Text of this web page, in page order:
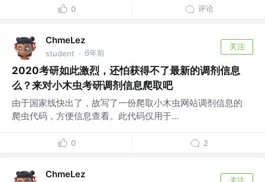
0 评论
ChmeLez
student · 6年前
关注
2020考研如此激烈，还怕获得不了最新的调剂信息
么？来对小木虫考研调剂信息爬取吧
由于国家线快出了，故写了一份爬取小木虫网站调剂信息的
爬虫代码，方便信息查看。此代码仅用于...
0 2
ChmeLez
关注